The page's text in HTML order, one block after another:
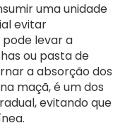
uma unidade
evitar
levar a
ou pasta de
a absorção dos
maçã, é um dos
evitando que